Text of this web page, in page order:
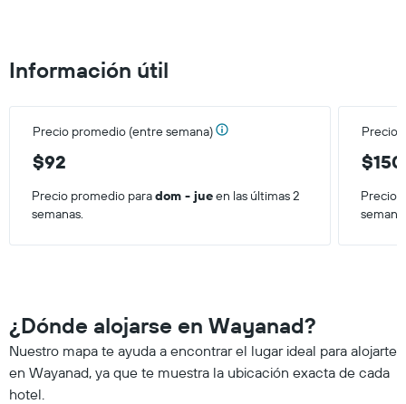
Información útil
Precio promedio (entre semana)
$92
Precio
$150
Precio promedio paradom - jueen las últimas 2
semanas.
Precio
¿Dónde alojarse en Wayanad?
Nuestro mapa te ayuda a encontrar el lugar ideal para alojarte
en Wayanad, ya que te muestra la ubicación exacta de cada
hotel.